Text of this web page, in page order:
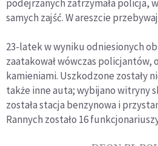
podejrzanych zatrzymała policja,
samych zajść. W areszcie
23-latek w wyniku odniesionych
zaatakował wówczas policjantów,
kamieniami. Uszkodzone zostały
także inne auta; wybijano witryny
została stacja benzynowa i
Rannych zostało 16